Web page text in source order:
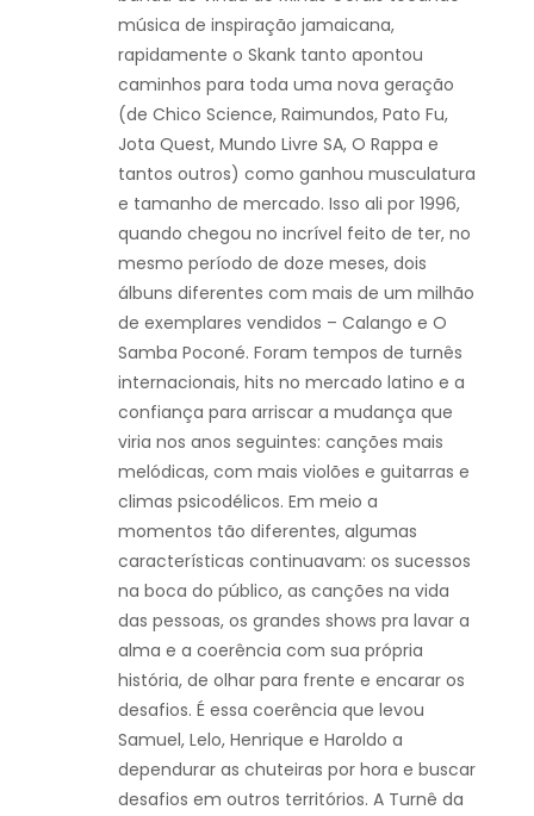
música de inspiração jamaicana,
rapidamente o Skank tanto apontou
caminhos para toda uma nova geração
(de Chico Science, Raimundos, Pato Fu,
Jota Quest, Mundo Livre SA, O Rappa e
tantos outros) como ganhou musculatura
e tamanho de mercado. Isso ali por 1996,
quando chegou no incrível feito de ter, no
mesmo período de doze meses, dois
álbuns diferentes com mais de um milhão
de exemplares vendidos – Calango e O
Samba Poconé. Foram tempos de turnês
internacionais, hits no mercado latino e a
confiança para arriscar a mudança que
viria nos anos seguintes: canções mais
melódicas, com mais violões e guitarras e
climas psicodélicos. Em meio a
momentos tão diferentes, algumas
características continuavam: os sucessos
na boca do público, as canções na vida
das pessoas, os grandes shows pra lavar a
alma e a coerência com sua própria
história, de olhar para frente e encarar os
desafios. É essa coerência que levou
Samuel, Lelo, Henrique e Haroldo a
dependurar as chuteiras por hora e buscar
desafios em outros territórios. A Turnê da